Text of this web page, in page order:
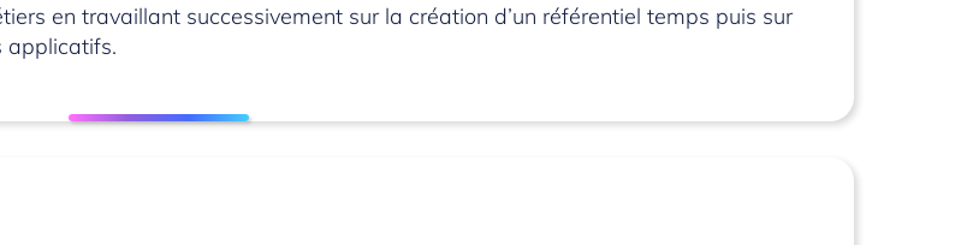
en travaillant successivement sur la création d’un référentiel temps puis sur
applicatifs.